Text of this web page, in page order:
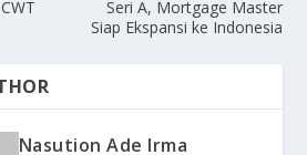
Seri A, Mortgage Master
Siap Ekspansi ke Indonesia
Nasution Ade Irma